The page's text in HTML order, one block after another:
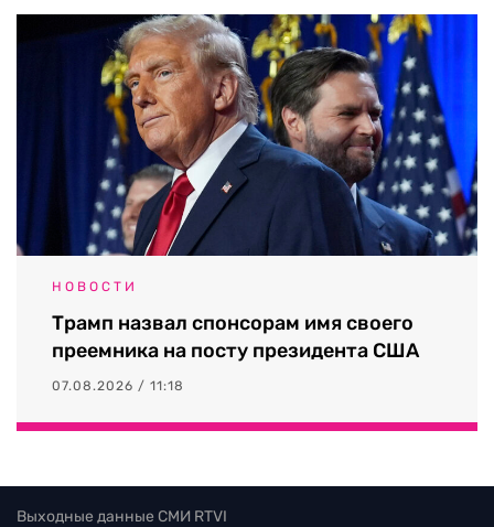
НОВОСТИ
Трамп назвал спонсорам имя своего
преемника на посту президента США
07.08.2026 / 11:18
Выходные данные СМИ RTVI